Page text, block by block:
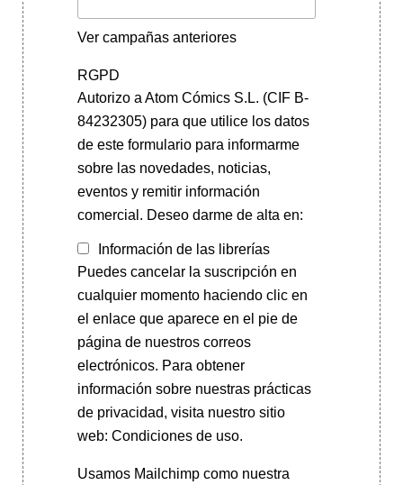
Ver campañas anteriores
RGPD
Autorizo a Atom Cómics S.L. (CIF B-
84232305) para que utilice los datos
de este formulario para informarme
sobre las novedades, noticias,
eventos y remitir información
comercial. Deseo darme de alta en:
Información de las librerías
Puedes cancelar la suscripción en
cualquier momento haciendo clic en
el enlace que aparece en el pie de
página de nuestros correos
electrónicos. Para obtener
información sobre nuestras prácticas
de privacidad, visita nuestro sitio
web: Condiciones de uso.
Usamos Mailchimp como nuestra